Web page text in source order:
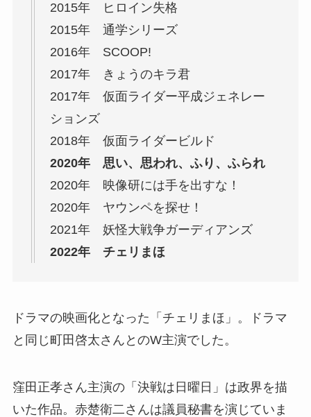
2015年 ヒロイン失格
2015年 通学シリーズ
2016年 SCOOP!
2017年 きょうのキラ君
2017年 仮面ライダー平成ジェネレー
ションズ
2018年 仮面ライダービルド
2020年 思い、思われ、ふり、ふられ
2020年 映像研には手を出すな！
2020年 ヤウンペを探せ！
2021年 妖怪大戦争ガーディアンズ
2022年 チェリまほ
ドラマの映画化となった「チェリまほ」。ドラマ
と同じ町田啓太さんとのW主演でした。
窪田正孝さん主演の「決戦は日曜日」は政界を描
いた作品。赤楚衛二さんは議員秘書を演じていま